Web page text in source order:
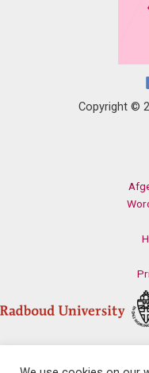
Copyright ©